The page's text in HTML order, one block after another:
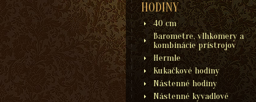
HODINY
40 cm
Barometre, vlhkomery a
kombinácie prístrojov
Hermle
Kukačkové hodiny
Nástenné hodiny
Nástenné kyvadlové